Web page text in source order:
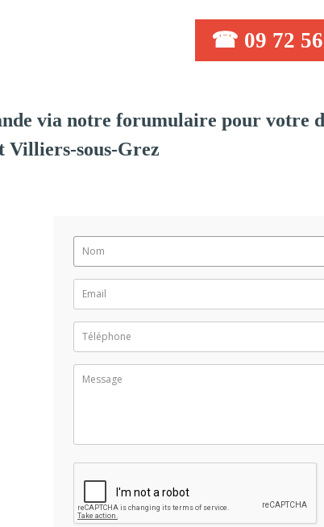
☎ 09 72 56
via notre forumulaire pour votre
Villiers-sous-Grez